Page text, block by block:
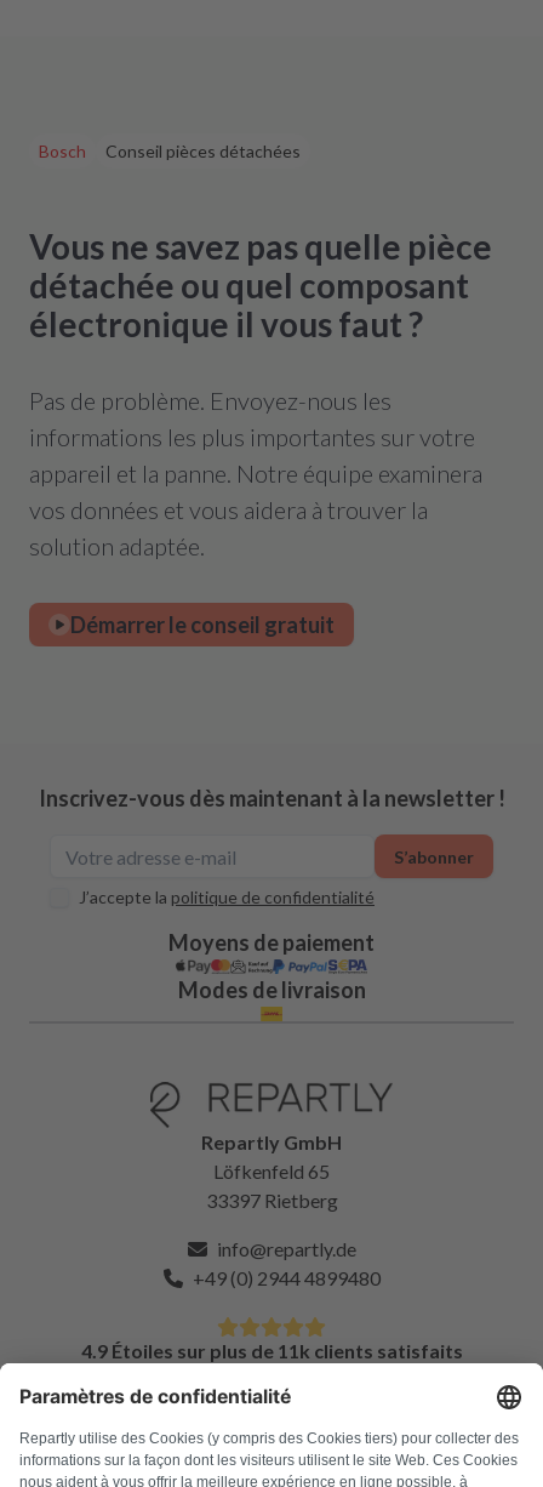
Bosch Conseil pièces détachées
Vous ne savez pas quelle pièce
détachée ou quel composant
électronique il vous faut ?
Pas de problème. Envoyez-nous les
informations les plus importantes sur votre
appareil et la panne. Notre équipe examinera
vos données et vous aidera à trouver la
solution adaptée.
Démarrer le conseil gratuit
Inscrivez-vous dès maintenant à la newsletter !
J’accepte la politique de confidentialité
S’abonner
Moyens de paiement
Modes de livraison
Repartly GmbH
Löfkenfeld 65
33397 Rietberg
info@repartly.de
+49 (0) 2944 4899480
4.9 Étoiles sur plus de 11k clients satisfaits